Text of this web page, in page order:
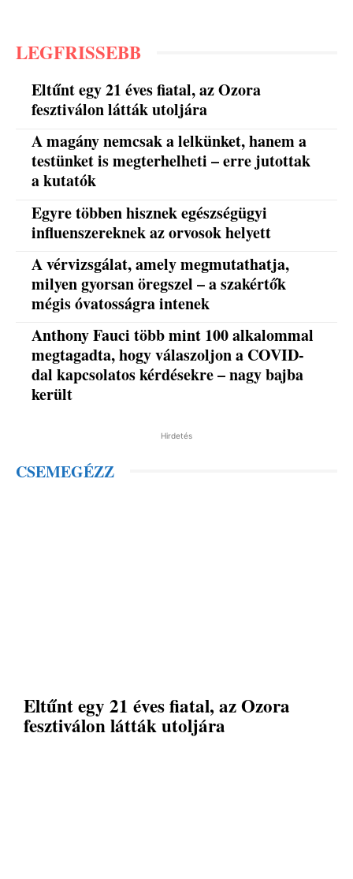
LEGFRISSEBB
Eltűnt egy 21 éves fiatal, az Ozora
fesztiválon látták utoljára
A magány nemcsak a lelkünket, hanem a
testünket is megterhelheti – erre jutottak
a kutatók
Egyre többen hisznek egészségügyi
influenszereknek az orvosok helyett
A vérvizsgálat, amely megmutathatja,
milyen gyorsan öregszel – a szakértők
mégis óvatosságra intenek
Anthony Fauci több mint 100 alkalommal
megtagadta, hogy válaszoljon a COVID-
dal kapcsolatos kérdésekre – nagy bajba
került
Hirdetés
CSEMEGÉZZ
Eltűnt egy 21 éves fiatal, az Ozora
fesztiválon látták utoljára